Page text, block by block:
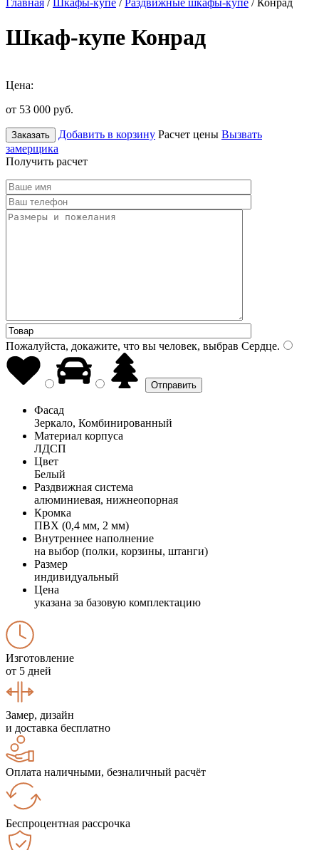
Главная /Шкафы-купе /Раздвижные шкафы-купе / Конрад
Шкаф-купе Конрад
Цена:
от 53 000 руб.
Заказать Добавить в корзину Расчет цены Вызвать
замерщика
Получить расчет
Пожалуйста, докажите, что вы человек, выбрав Сердце.
Фасад
Зеркало, Комбинированный
Материал корпуса
ЛДСП
Цвет
Белый
Раздвижная система
алюминиевая, нижнеопорная
Кромка
ПВХ (0,4 мм, 2 мм)
Внутреннее наполнение
на выбор (полки, корзины, штанги)
Размер
индивидуальный
Цена
указана за базовую комплектацию
Изготовление
от 5 дней
Замер, дизайн
и доставка бесплатно
Оплата наличными, безналичный расчёт
Беспроцентная рассрочка